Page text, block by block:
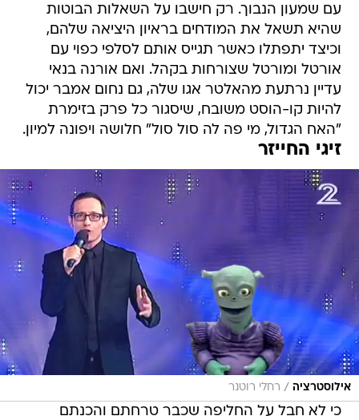
עם שמעון הנבוך. רק חישבו על השאלות הבוטות
שהיא תשאל את המודחים בראיון היציאה שלהם,
וכיצד יתפתלו כאשר תגייס אותם לסלפי כפוי עם
אורטל ומורטל שצורחות בקהל. ואם אורנה בנאי
עדיין נרתעת מהאלטר אגו שלה, גם נחום אמבר יכול
להיות קו-הוסט משובח, שיסגור כל פרק בזימרת
"האח הגדול, מי פה לה סול סול" חלושה ויפונה למיון.
זיגי החייזר
אילוסטרציה / רחלי רוטנר
כי לא חבל על החליפה שכבר טרחתם והכנתם